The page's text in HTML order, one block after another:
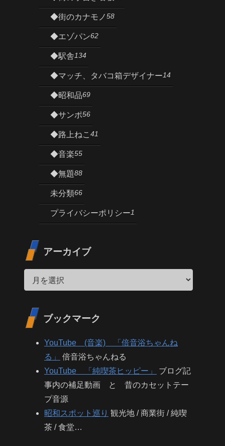
◆街のカナモノ58
◆エゾパン62
◆駅舎134
◆マッチ、タバコ箱デザイナー14
◆昭和品69
◆サンポ56
◆路上ねこ 41
◆音楽55
◆無題88
未分類66
プライバシーポリシー1
アーカイブ
ブックマーク
YouTube (音楽) 「倍音浴ちゃんね
る」
倍音浴ちゃんねる
YouTube 「純喫茶ヒッピー」
ブログ記
事内の補足動画 と 昔のカセットテー
プ音源
昭和スポット巡り 観光地 / 商業街 / 純喫
茶 / 食堂…